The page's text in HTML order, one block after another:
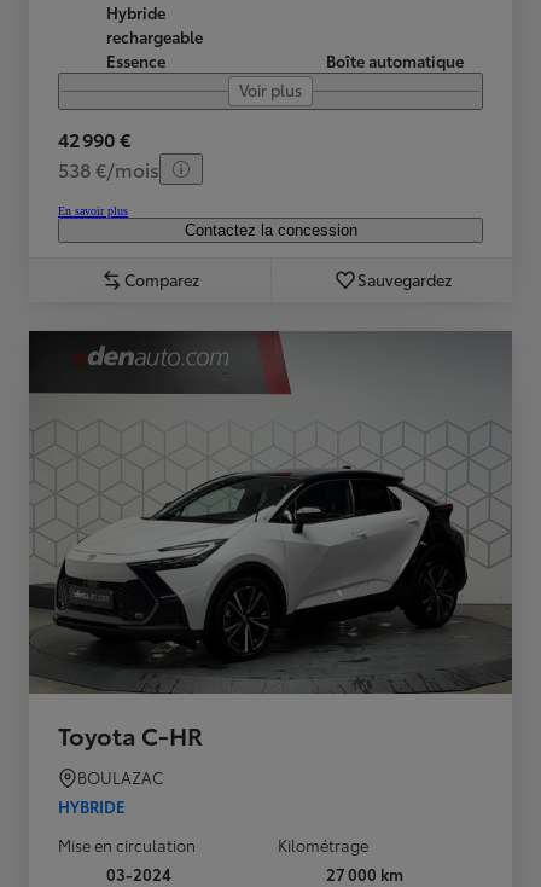
Hybride
rechargeable
Essence
Boîte automatique
Voir plus
42 990 €
538 €/mois
En savoir plus
Contactez la concession
Comparez Sauvegardez
Toyota C-HR
BOULAZAC
HYBRIDE
Mise en circulation
03-2024
Kilométrage
27 000 km